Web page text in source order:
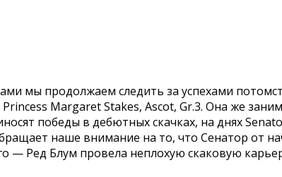
мы продолжаем следить за успехами
Margaret Stakes, Ascot, Gr.3. Она же
победы в дебютных скачках, на днях
наше внимание на то, что Сенатор от
— Ред Блум провела неплохую скаковую